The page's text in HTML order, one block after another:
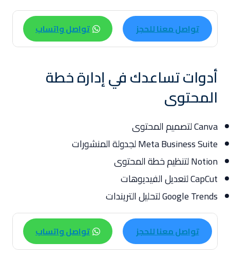
تواصل معنا للحجز تواصل واتساب
أدوات تساعدك في إدارة خطة
المحتوى
Canva لتصميم المحتوى
Meta Business Suite لجدولة المنشورات
Notion لتنظيم خطة المحتوى
CapCut لتعديل الفيديوهات
Google Trends لتحليل التريندات
تواصل معنا للحجز تواصل واتساب